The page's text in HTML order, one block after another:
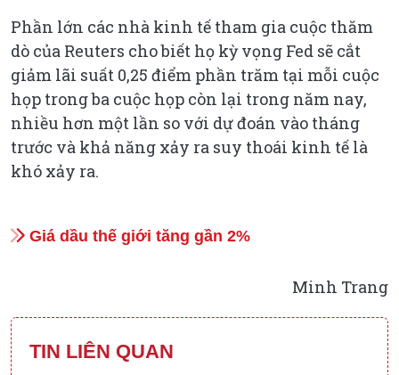
Phần lớn các nhà kinh tế tham gia cuộc thăm
dò của Reuters cho biết họ kỳ vọng Fed sẽ cắt
giảm lãi suất 0,25 điểm phần trăm tại mỗi cuộc
họp trong ba cuộc họp còn lại trong năm nay,
nhiều hơn một lần so với dự đoán vào tháng
trước và khả năng xảy ra suy thoái kinh tế là
khó xảy ra.
Giá dầu thế giới tăng gần 2%
Minh Trang
TIN LIÊN QUAN